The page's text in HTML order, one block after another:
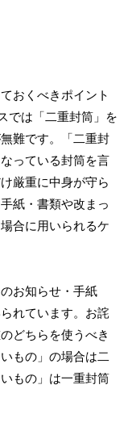
おくべきポイント
では「二重封筒」を
難です。「二重封
っている封筒を言
厳重に中身が守ら
紙・書類や改まっ
合に用いられるケ
お知らせ・手紙
れています。お詫
どちらを使うべき
もの」の場合は二
もの」は一重封筒